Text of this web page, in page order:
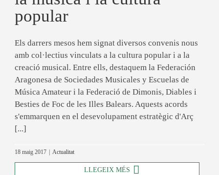
popular
Els darrers mesos hem signat diversos convenis nous
amb col·lectius vinculats a la cultura popular i a la
creació musical. Entre ells, destaquem la Federación
Aragonesa de Sociedades Musicales y Escuelas de
Música Amateur i la Federació de Dimonis, Diables i
Besties de Foc de les Illes Balears. Aquests acords
s'emmarquen en el desevolupament estratègic d'Arç
[...]
18 maig 2017 Actualitat
LLEGEIX MÉS